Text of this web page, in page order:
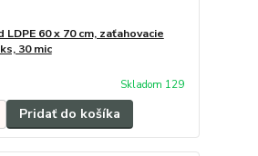
LDPE 60 x 70 cm, zaťahovacie
30 mic
Skladom 129
Pridať do košíka